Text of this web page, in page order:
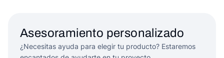
Asesoramiento personalizado
¿Necesitas ayuda para elegir tu producto? Estaremos